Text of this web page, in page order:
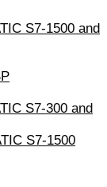
S7-1500 and
S7-300 and
S7-1500